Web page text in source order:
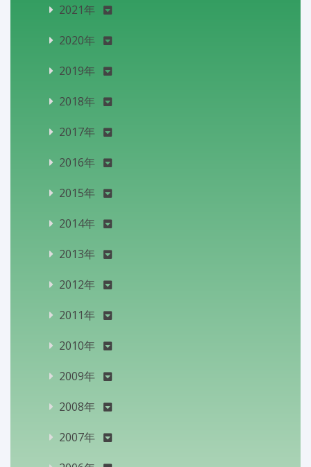
2021年
2020年
2019年
2018年
2017年
2016年
2015年
2014年
2013年
2012年
2011年
2010年
2009年
2008年
2007年